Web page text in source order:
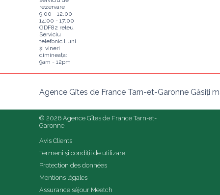
rezervare
9:00 - 12:00 -
14:00 - 17:00
GDF82 releu
Serviciu
telefonic Luni
și vineri
dimineața:
9am - 12pm
Agence Gîtes de France Tarn-et-Garonne Găsiți
© 2026 Agence Gîtes de France Tarn-et-
Garonne
Avis Clients
Termeni și condiții de utilizare
Protection des données
Mentions légales
Assurance séjour Meetch